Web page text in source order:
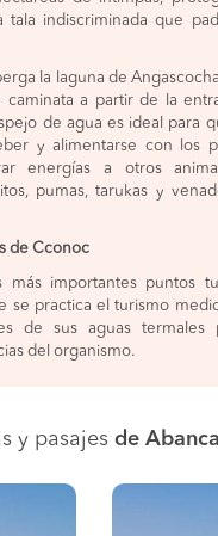
tala indiscriminada que
la laguna de
a partir de la
de agua es ideal para
y alimentarse con los
energías a otros
pumas, tarukas y
de Cconoc
más importantes puntos
se practica el turismo
de sus aguas termales
del organismo.
y pasajes de